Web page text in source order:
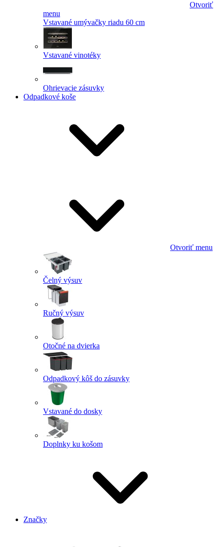
Otvoriť
menu
Vstavané umývačky riadu 60 cm
Vstavané vinotéky
Ohrievacie zásuvky
Odpadkové koše
Otvoriť menu
Čelný výsuv
Ručný výsuv
Otočné na dvierka
Odpadkový kôš do zásuvky
Vstavané do dosky
Doplnky ku košom
Značky